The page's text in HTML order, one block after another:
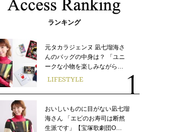
ランキング
元タカラジェンヌ 凪七瑠海さ
んのバッグの中身は？ 「ユニ
ークな小物を楽しみながら…
LIFESTYLE
おいしいものに目がない凪七瑠
海さん 「エビのお寿司は断然
生派です」【宝塚歌劇団O…